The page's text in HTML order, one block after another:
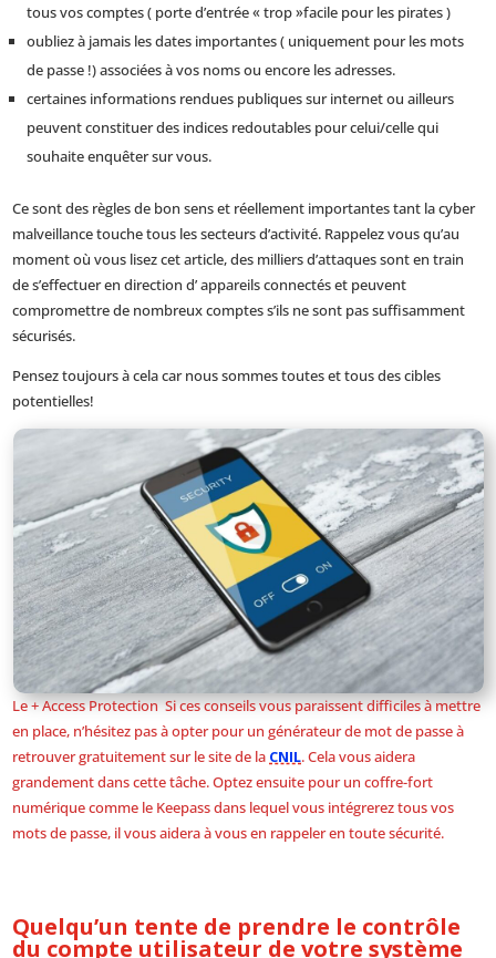
tous vos comptes ( porte d’entrée « trop »facile pour les pirates )
oubliez à jamais les dates importantes ( uniquement pour les mots
de passe !) associées à vos noms ou encore les adresses.
certaines informations rendues publiques sur internet ou ailleurs
peuvent constituer des indices redoutables pour celui/celle qui
souhaite enquêter sur vous.
Ce sont des règles de bon sens et réellement importantes tant la cyber
malveillance touche tous les secteurs d’activité. Rappelez vous qu’au
moment où vous lisez cet article, des milliers d’attaques sont en train
de s’effectuer en direction d’ appareils connectés et peuvent
compromettre de nombreux comptes s’ils ne sont pas suffisamment
sécurisés.
Pensez toujours à cela car nous sommes toutes et tous des cibles
potentielles!
Le + Access Protection Si ces conseils vous paraissent difficiles à mettre
en place, n’hésitez pas à opter pour un générateur de mot de passe à
retrouver gratuitement sur le site de la CNIL. Cela vous aidera
grandement dans cette tâche. Optez ensuite pour un coffre-fort
numérique comme le Keepass dans lequel vous intégrerez tous vos
mots de passe, il vous aidera à vous en rappeler en toute sécurité.
Quelqu’un tente de prendre le contrôle
du compte utilisateur de votre système